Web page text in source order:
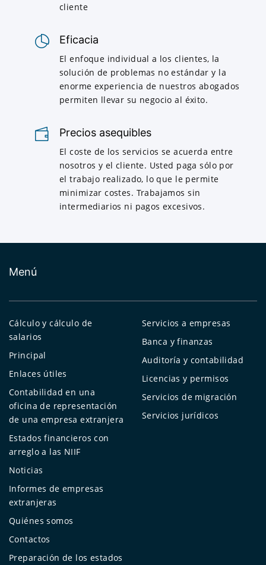
cliente
Eficacia
El enfoque individual a los clientes, la
solución de problemas no estándar y la
enorme experiencia de nuestros abogados
permiten llevar su negocio al éxito.
Precios asequibles
El coste de los servicios se acuerda entre
nosotros y el cliente. Usted paga sólo por
el trabajo realizado, lo que le permite
minimizar costes. Trabajamos sin
intermediarios ni pagos excesivos.
Menú
Cálculo y cálculo de
salarios
Principal
Enlaces útiles
Contabilidad en una
oficina de representación
de una empresa extranjera
Estados financieros con
arreglo a las NIIF
Noticias
Informes de empresas
extranjeras
Quiénes somos
Contactos
Preparación de los estados
Servicios a empresas
Banca y finanzas
Auditoría y contabilidad
Licencias y permisos
Servicios de migración
Servicios jurídicos